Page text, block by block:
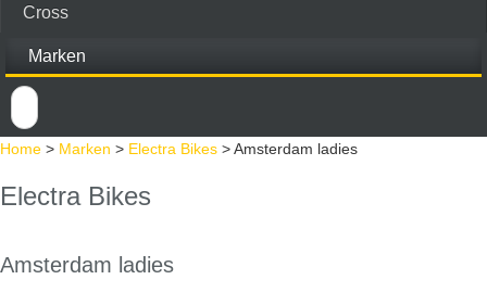
Cross
Marken
Home > Marken > Electra Bikes >Amsterdam ladies
Electra Bikes
Amsterdam ladies